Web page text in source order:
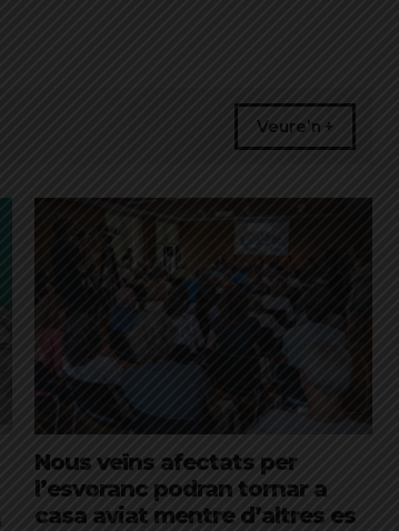
Veure'n +
Nous veïns afectats per
l’esvoranc podran tornar a
casa aviat mentre d’altres es